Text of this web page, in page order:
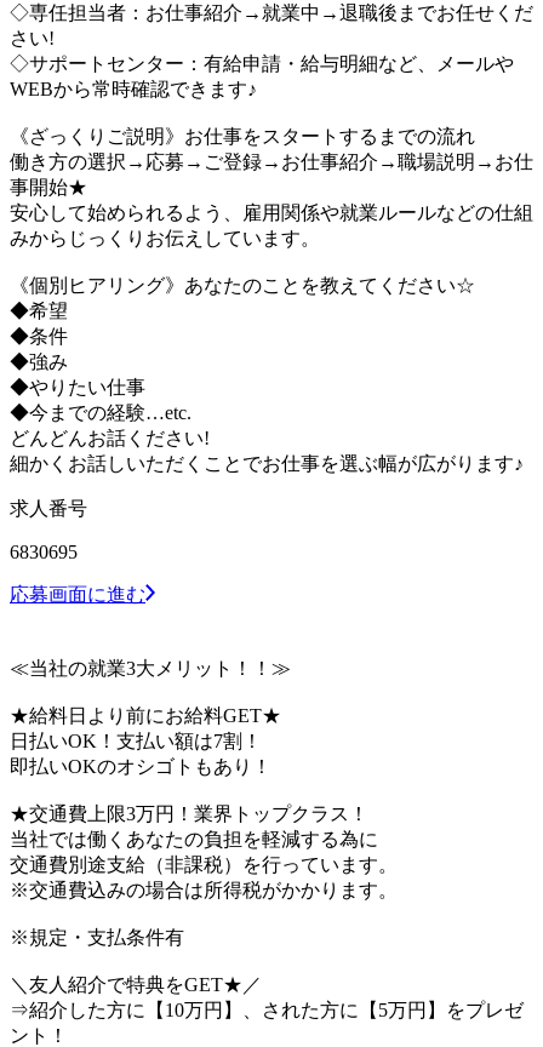
◇専任担当者：お仕事紹介→就業中→退職後までお任せくだ
さい!
◇サポートセンター：有給申請・給与明細など、メールや
WEBから常時確認できます♪
《ざっくりご説明》お仕事をスタートするまでの流れ
働き方の選択→応募→ご登録→お仕事紹介→職場説明→お仕
事開始★
安心して始められるよう、雇用関係や就業ルールなどの仕組
みからじっくりお伝えしています。
《個別ヒアリング》あなたのことを教えてください☆
◆希望
◆条件
◆強み
◆やりたい仕事
◆今までの経験…etc.
どんどんお話ください!
細かくお話しいただくことでお仕事を選ぶ幅が広がります♪
求人番号
6830695
応募画面に進む
≪当社の就業3大メリット！！≫
★給料日より前にお給料GET★
日払いOK！支払い額は7割！
即払いOKのオシゴトもあり！
★交通費上限3万円！業界トップクラス！
当社では働くあなたの負担を軽減する為に
交通費別途支給（非課税）を行っています。
※交通費込みの場合は所得税がかかります。
※規定・支払条件有
＼友人紹介で特典をGET★／
⇒紹介した方に【10万円】、された方に【5万円】をプレゼ
ント！